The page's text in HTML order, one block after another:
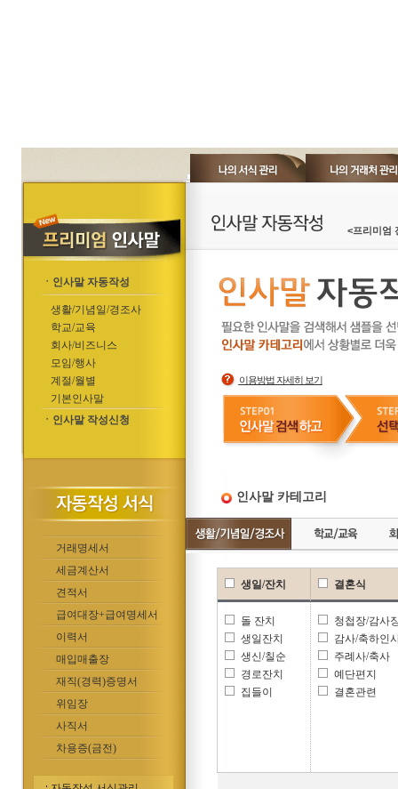
ㆍ인사말 자동작성
생활/기념일/경조사
학교/교육
회사/비즈니스
모임/행사
계절/월별
기본인사말
ㆍ인사말 작성신청
거래명세서
세금계산서
견적서
급여대장+급여명세서
이력서
매입매출장
재직(경력)증명서
위임장
사직서
차용증(금전)
<프리미엄
이용방법 자세히 보기
인사말 카테고리
생일/잔치
돌 잔치
생일잔치
생신/칠순
경로잔치
집들이
결혼식
청첩장/감사
감사/축하인
주례사/축사
예단편지
결혼관련